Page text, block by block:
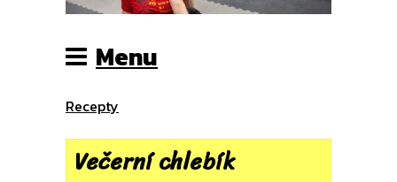
Menu
Recepty
Večerní chlebík